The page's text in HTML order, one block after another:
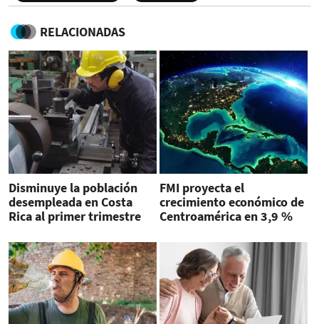
RELACIONADAS
Disminuye la población
desempleada en Costa
Rica al primer trimestre
FMI proyecta el
crecimiento económico de
Centroamérica en 3,9 %